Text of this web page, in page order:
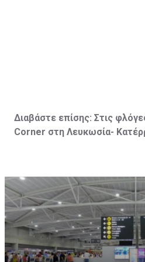
Διαβάστε επίσης: Στις
Corner στη Λευκωσία-